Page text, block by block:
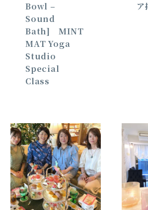
Bowl –
Sound
Bath] MINT
MAT Yoga
Studio
Special
Class
ア